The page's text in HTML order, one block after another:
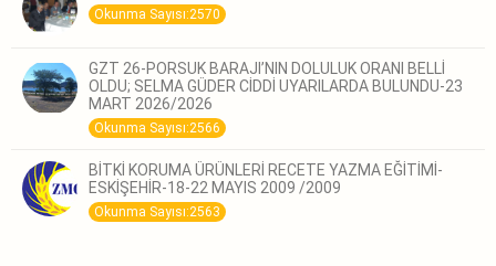
Okunma Sayısı:2570
GZT 26-PORSUK BARAJI’NIN DOLULUK ORANI BELLİ
OLDU; SELMA GÜDER CİDDİ UYARILARDA BULUNDU-23
MART 2026/2026
Okunma Sayısı:2566
BİTKİ KORUMA ÜRÜNLERİ RECETE YAZMA EĞİTİMİ-
ESKİŞEHİR-18-22 MAYIS 2009 /2009
Okunma Sayısı:2563